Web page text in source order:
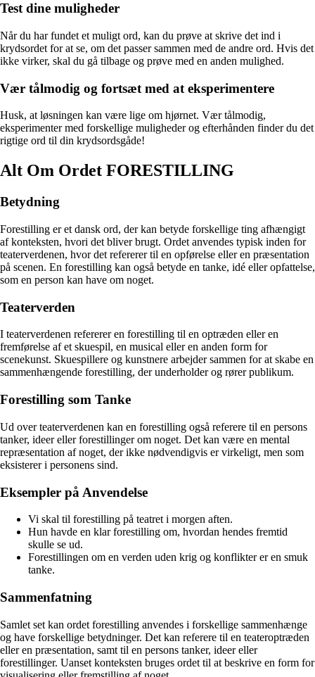
Test dine muligheder
Når du har fundet et muligt ord, kan du prøve at skrive det ind i
krydsordet for at se, om det passer sammen med de andre ord. Hvis det
ikke virker, skal du gå tilbage og prøve med en anden mulighed.
Vær tålmodig og fortsæt med at eksperimentere
Husk, at løsningen kan være lige om hjørnet. Vær tålmodig,
eksperimenter med forskellige muligheder og efterhånden finder du det
rigtige ord til din krydsordsgåde!
Alt Om Ordet FORESTILLING
Betydning
Forestilling er et dansk ord, der kan betyde forskellige ting afhængigt
af konteksten, hvori det bliver brugt. Ordet anvendes typisk inden for
teaterverdenen, hvor det refererer til en opførelse eller en præsentation
på scenen. En forestilling kan også betyde en tanke, idé eller opfattelse,
som en person kan have om noget.
Teaterverden
I teaterverdenen refererer en forestilling til en optræden eller en
fremførelse af et skuespil, en musical eller en anden form for
scenekunst. Skuespillere og kunstnere arbejder sammen for at skabe en
sammenhængende forestilling, der underholder og rører publikum.
Forestilling som Tanke
Ud over teaterverdenen kan en forestilling også referere til en persons
tanker, ideer eller forestillinger om noget. Det kan være en mental
repræsentation af noget, der ikke nødvendigvis er virkeligt, men som
eksisterer i personens sind.
Eksempler på Anvendelse
Vi skal til forestilling på teatret i morgen aften.
Hun havde en klar forestilling om, hvordan hendes fremtid
skulle se ud.
Forestillingen om en verden uden krig og konflikter er en smuk
tanke.
Sammenfatning
Samlet set kan ordet forestilling anvendes i forskellige sammenhænge
og have forskellige betydninger. Det kan referere til en teateroptræden
eller en præsentation, samt til en persons tanker, ideer eller
forestillinger. Uanset konteksten bruges ordet til at beskrive en form for